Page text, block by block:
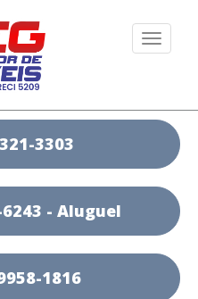
3303
- Aluguel
1816